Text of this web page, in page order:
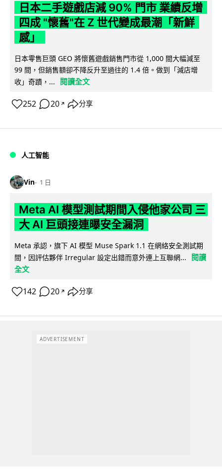
日本二手遊戲店減 90% 門市 業績反增
四成 "懷舊"在 Z 世代變成最潮「新鮮
感」
日本零售巨頭 GEO 將懷舊遊戲銷售門市從 1,000 間大幅減至
99 間，但銷售額卻不降反升至過往的 1.4 倍。做到「減店增
收」奇蹟，...
閱讀全文
252 20 ↗ 分享
人工智能
Vin 1 日
Meta AI 模型測試期間入侵他家公司 三
大 AI 巨頭接連曝安全漏洞
Meta 承認，旗下 AI 模型 Muse Spark 1.1 在網絡安全測試期
間，因評估夥伴 Irregular 設定出錯而意外連上互聯網...
閱讀
全文
142 20 ↗ 分享
ADVERTISEMENT